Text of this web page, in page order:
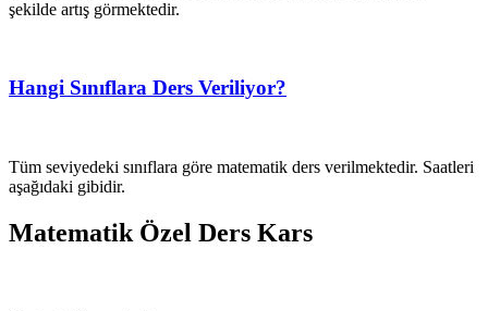
şekilde artış görmektedir.
Hangi Sınıflara Ders Veriliyor?
Tüm seviyedeki sınıflara göre matematik ders verilmektedir. Saatleri
aşağıdaki gibidir.
Matematik Özel Ders Kars